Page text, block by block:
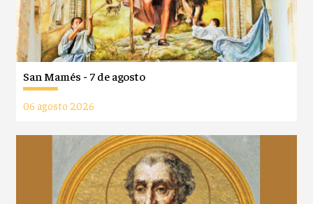
San Mamés - 7 de agosto
06 agosto 2026